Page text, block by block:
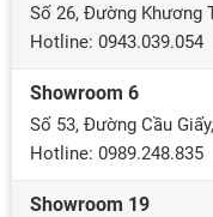
Số 26, Đường Khương
Hotline: 0943.039.054
Showroom 6
Số 53, Đường Cầu
Hotline: 0989.248.835
Showroom 19